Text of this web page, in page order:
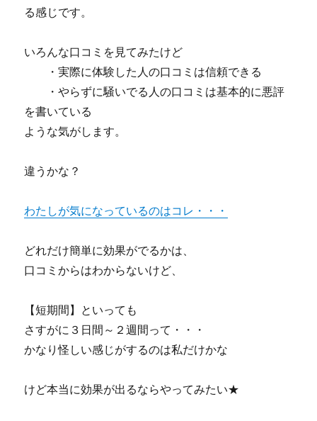
る感じです。
いろんな口コミを見てみたけど
・実際に体験した人の口コミは信頼できる
・やらずに騒いでる人の口コミは基本的に悪評
を書いている
ような気がします。
違うかな？
わたしが気になっているのはコレ・・・
どれだけ簡単に効果がでるかは、
口コミからはわからないけど、
【短期間】といっても
さすがに３日間～２週間って・・・
かなり怪しい感じがするのは私だけかな
けど本当に効果が出るならやってみたい★